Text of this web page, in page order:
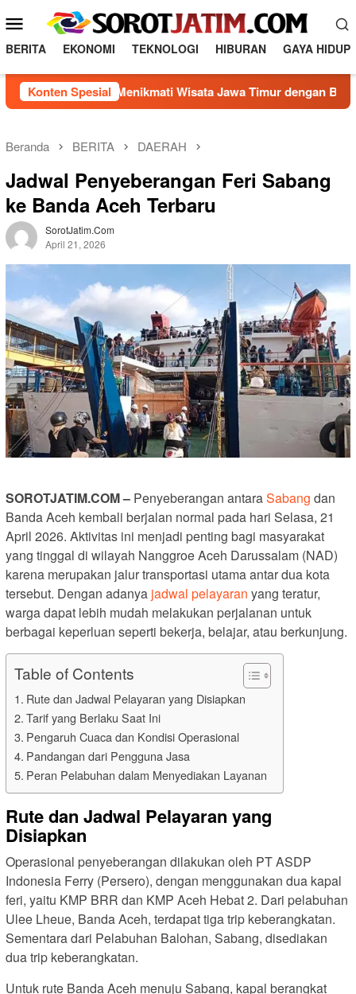
ke
konten
Menu
Mobile
BERITA EKONOMI TEKNOLOGI HIBURAN GAYA HIDUP
Konten Spesial
Rahasia Menikmati Wisata Jawa Timur dengan Biaya Hemat
Beranda BERITA DAERAH
Jadwal Penyeberangan Feri Sabang
ke Banda Aceh Terbaru
SorotJatim.com
April 21, 2026
SOROTJATIM.COM – Penyeberangan antaraSabang dan
Banda Aceh kembali berjalan normal pada hari Selasa, 21
April 2026. Aktivitas ini menjadi penting bagi masyarakat
yang tinggal di wilayah Nanggroe Aceh Darussalam (NAD)
karena merupakan jalur transportasi utama antar dua kota
tersebut. Dengan adanya jadwal pelayaran yang teratur,
warga dapat lebih mudah melakukan perjalanan untuk
berbagai keperluan seperti bekerja, belajar, atau berkunjung.
Table of Contents
Rute dan Jadwal Pelayaran yang Disiapkan
Tarif yang Berlaku Saat Ini
Pengaruh Cuaca dan Kondisi Operasional
Pandangan dari Pengguna Jasa
Peran Pelabuhan dalam Menyediakan Layanan
Rute dan Jadwal Pelayaran yang
Disiapkan
Operasional penyeberangan dilakukan oleh PT ASDP
Indonesia Ferry (Persero), dengan menggunakan dua kapal
feri, yaitu KMP BRR dan KMP Aceh Hebat 2. Dari pelabuhan
Ulee Lheue, Banda Aceh, terdapat tiga trip keberangkatan.
Sementara dari Pelabuhan Balohan, Sabang, disediakan
dua trip keberangkatan.
Untuk rute Banda Aceh menuju Sabang, kapal berangkat